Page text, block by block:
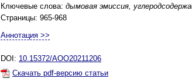
Ключевые слова: дымовая эмиссия,
Страницы: 965-968
Аннотация >>
DOI: 10.15372/AOO20211206
Скачать pdf-версию статьи